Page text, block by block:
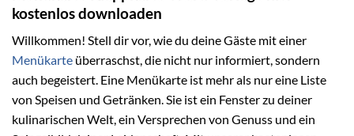
kostenlos downloaden
Willkommen! Stell dir vor, wie du deine Gäste mit einer
Menükarte überraschst, die nicht nur informiert, sondern
auch begeistert. Eine Menükarte ist mehr als nur eine Liste
von Speisen und Getränken. Sie ist ein Fenster zu deiner
kulinarischen Welt, ein Versprechen von Genuss und ein